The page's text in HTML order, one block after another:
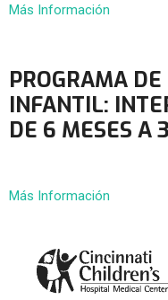
Más Información
PROGRAMA
INFANTIL:
DE 6 MESES A
Más Información